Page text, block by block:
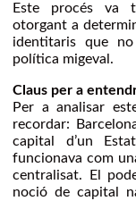
Este procés va
otorgant a
identitaris que
política migeval.
Claus per a
Per a analisar
recordar:
capital d’un
funcionava com
centralisat. El
noció de capital